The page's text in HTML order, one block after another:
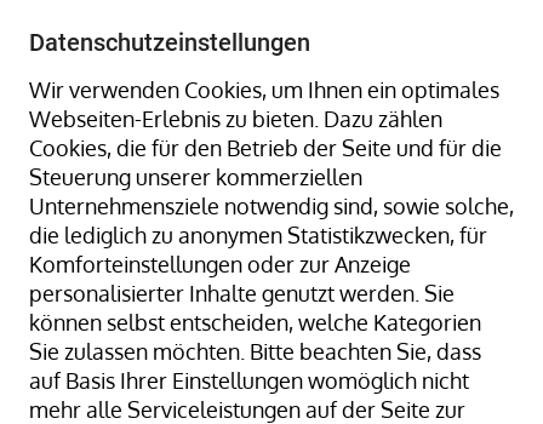
Datenschutzeinstellungen
Wir verwenden Cookies, um Ihnen ein optimales
Webseiten-Erlebnis zu bieten. Dazu zählen
Cookies, die für den Betrieb der Seite und für die
Steuerung unserer kommerziellen
Unternehmensziele notwendig sind, sowie solche,
die lediglich zu anonymen Statistikzwecken, für
Komforteinstellungen oder zur Anzeige
personalisierter Inhalte genutzt werden. Sie
können selbst entscheiden, welche Kategorien
Sie zulassen möchten. Bitte beachten Sie, dass
auf Basis Ihrer Einstellungen womöglich nicht
mehr alle Serviceleistungen auf der Seite zur
Home
Gummiringe + Gummibänder
Gummiringe + Gummibänder Naturkautschuk
Gummibänder, natur/transparent; 15 mm Ø x 12 x 1 mm;
lose geschüttet